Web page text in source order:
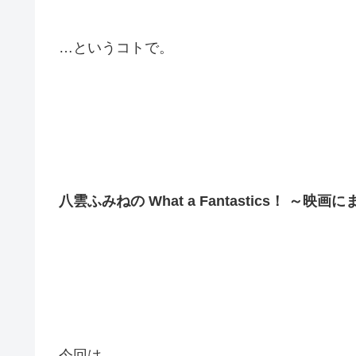
…というコトで。
八雲ふみねの What a Fantastics！ ～映画に